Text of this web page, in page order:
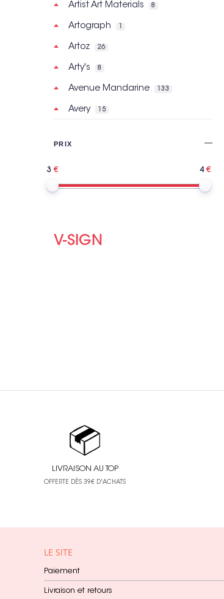
Artist Art Materials 8
Artograph
Artoz 26
Arty's 8
Avenue Mandarine 133
Avery 15
Bioviva
Cernit
Chou & Flowers
Clairefontaine
Cléopâtre 122
Collection Privée
Colour Shaper
PRIX
3 4
V-SIGN
LIVRAISON AU TOP
OFFERTE DÈS 39€ D'ACHATS
LE SITE
Paiement
Livraison et retours